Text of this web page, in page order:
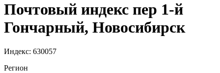
Почтовый индекс пер 1-й
Гончарный, Новосибирск
Индекс: 630057
Регион